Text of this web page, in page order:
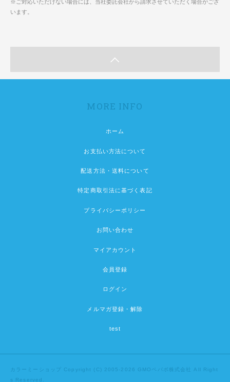
※ご対応いただけない場合には、当社委託会社から請求させていただく場合がござ
います。
MORE INFO
ホーム
お支払い方法について
配送方法・送料について
特定商取引法に基づく表記
プライバシーポリシー
お問い合わせ
マイアカウント
会員登録
ログイン
メルマガ登録・解除
test
カラーミーショップ Copyright (C) 2005-2026 GMOペパボ株式会社
All Right
s Reserved.